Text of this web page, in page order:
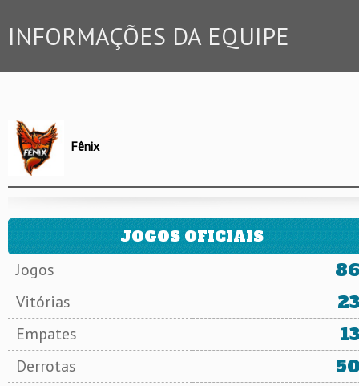
INFORMAÇÕES DA EQUIPE
Fênix
JOGOS OFICIAIS
Jogos
Vitórias
Empates
Derrotas